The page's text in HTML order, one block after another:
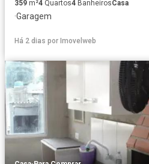
359 m²4 Quartos4 BanheirosCasa
·Garagem
Há 2 dias por Imovelweb